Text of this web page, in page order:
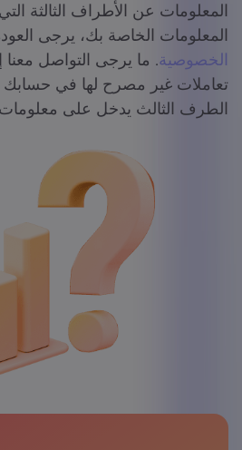
المعلومات عن الأطراف الثالثة
المعلومات الخاصة بك، يرجى
الخصوصية. ما يرجى التواصل
تعاملات غير مصرح لها في
الطرف الثالث يدخل على